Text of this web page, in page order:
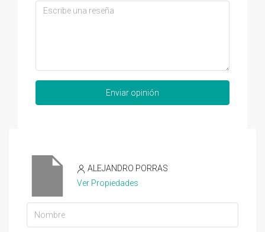
Enviar opinión
ALEJANDRO PORRAS
Ver Propiedades